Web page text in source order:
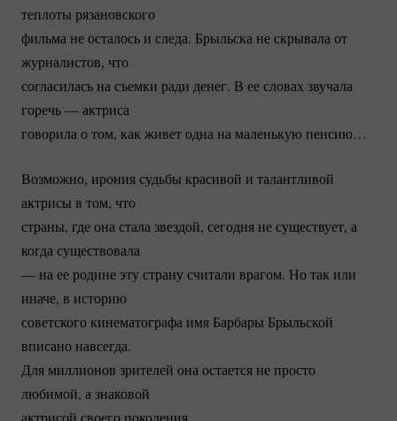
теплоты рязановского
фильма не осталось и следа. Брыльска не скрывала от
журналистов, что
согласилась на съемки ради денег. В ее словах звучала
горечь — актриса
говорила о том, как живет одна на маленькую пенсию…
Возможно, ирония судьбы красивой и талантливой
актрисы в том, что
страны, где она стала звездой, сегодня не существует, а
когда существовала
— на ее родине эту страну считали врагом. Но так или
иначе, в историю
советского кинематографа имя Барбары Брыльской
вписано навсегда.
Для миллионов зрителей она остается не просто
любимой, а знаковой
актрисой своего поколения.